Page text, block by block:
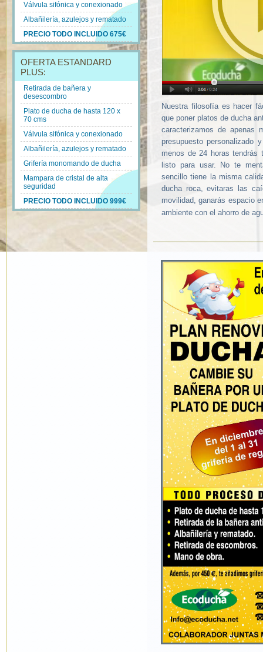
Válvula sifónica y conexionado
Albañilería, azulejos y rematado
PRECIO TODO INCLUIDO 675€
OFERTA ESTANDARD
PLUS:
Retirada de bañera y
desescombro
Plato de ducha de hasta 120 x
70 cms
Válvula sifónica y conexionado
Albañilería, azulejos y rematado
Grifería monomando de ducha
Mampara de cristal de alta
seguridad
PRECIO TODO INCLUIDO 999€
Nuestra filosofía es hacer
que poner platos de ducha
caracterizamos de apenas
presupuesto personalizado
menos de 24 horas tendrás
listo para usar. No te
sencillo tiene la misma
ducha roca, evitaras las
movilidad, ganarás espacio
ambiente con el ahorro de